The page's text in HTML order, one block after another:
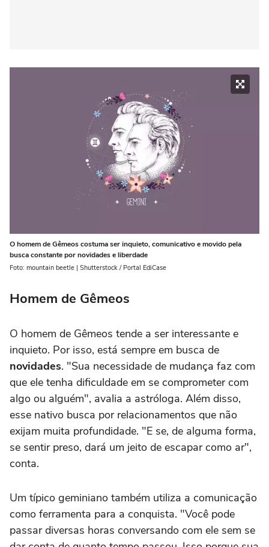
O homem de Gêmeos costuma ser inquieto, comunicativo e movido pela
busca constante por novidades e liberdade
Foto: mountain beetle | Shutterstock / Portal EdiCase
Homem de Gêmeos
O homem de Gêmeos tende a ser interessante e
inquieto. Por isso, está sempre em busca de
novidades. "Sua necessidade de mudança faz com
que ele tenha dificuldade em se comprometer com
algo ou alguém", avalia a astróloga. Além disso,
esse nativo busca por relacionamentos que não
exijam muita profundidade. "E se, de alguma forma,
se sentir preso, dará um jeito de escapar como ar",
conta.
Um típico geminiano também utiliza a comunicação
como ferramenta para a conquista. "Você pode
passar diversas horas conversando com ele sem se